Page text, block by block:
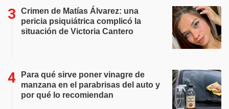
Crimen de Matías Álvarez: una
pericia psiquiátrica complicó la
situación de Victoria Cantero
Para qué sirve poner vinagre de
manzana en el parabrisas del auto y
por qué lo recomiendan